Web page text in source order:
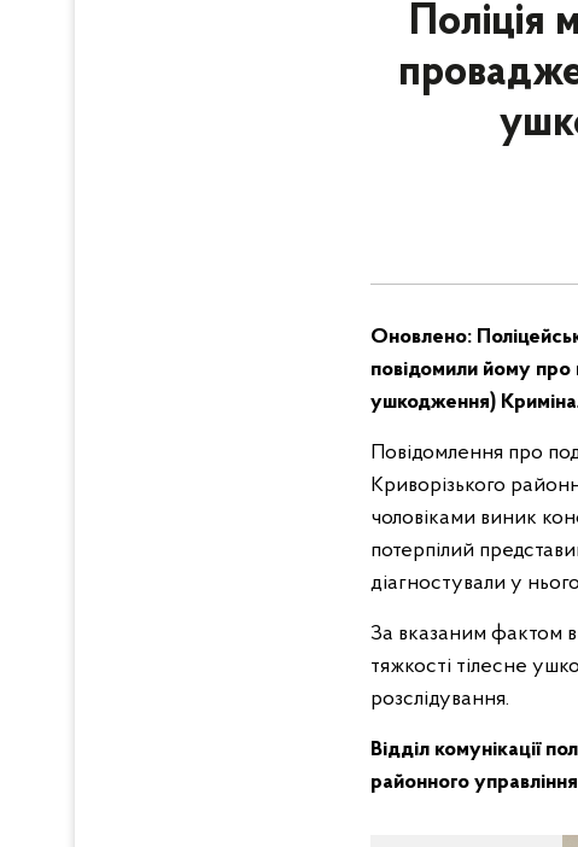
Поліція
Оновлено:
повідомили йому про
ушкодження)
Повідомлення про
Криворізького
чоловіками виник
потерпілий
діагностували у
За вказаним фактом
тяжкості тілесне
розслідування.
Відділ комунікації
районного управління